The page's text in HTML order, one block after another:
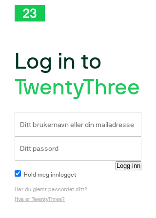
Log in to
TwentyThree
Hold meg innlogget
Har du glemt passordet ditt?
Hva er TwentyThree?